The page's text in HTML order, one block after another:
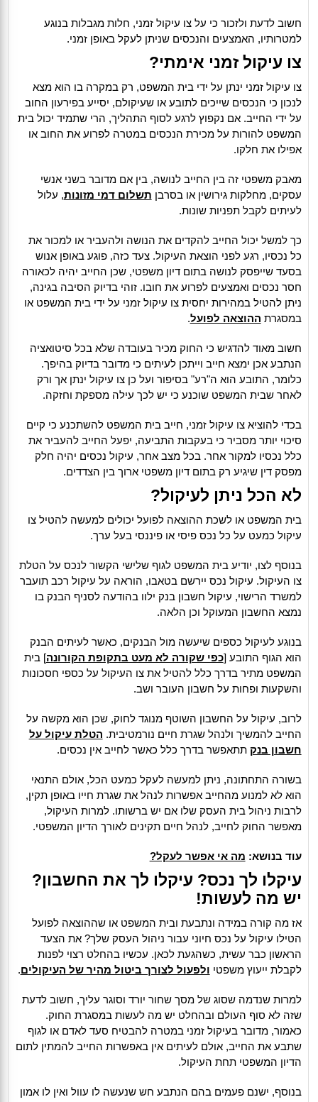
חשוב לדעת ולזכור כי על צו עיקול זמני, חלות מגבלות בנוגע
למטרותיו, האמצעים והנכסים שניתן לעקל באופן זמני.
צו עיקול זמני אימתי?
צו עיקול זמני ינתן על ידי בית המשפט, רק במקרה בו הוא מצא
לנכון כי הנכסים שייכים לתובע או שעיקולם, יסייע בפירעון החוב
על ידי החייב. אם נקפוץ לרגע לסוף התהליך, הרי שתמיד יכול בית
המשפט להורות על מכירת הנכסים במטרה לפרוע את החוב או
אפילו את חלקו.
מאבק משפטי זה בין החייב לנושה, בין אם מדובר בשני אנשי
עסקים, מחלקות גירושין או בסרבן תשלום דמי מזונות, עלול
לעיתים לקבל תפניות שונות.
כך למשל יכול החייב להקדים את הנושה ולהעביר או למכור את
כל נכסיו, רגע לפני הוצאת העיקול. צעד כזה, פוגע באופן אנוש
בסעד שייפסק לנושה בתום דיון משפטי, שכן החייב יהיה לכאורה
חסר נכסים ואמצעים לפרוע את חובו. זוהי בדיוק הסיבה בגינה,
ניתן להטיל במהירות יחסית צו עיקול זמני על ידי בית המשפט או
במסגרת ההוצאה לפועל.
חשוב מאוד להדגיש כי החוק מכיר בעובדה שלא בכל סיטואציה
הנתבע אכן ימצא חייב וייתכן לעיתים כי מדובר בדיוק בהיפך.
כלומר, התובע הוא ה"רע" בסיפור ועל כן צו עיקול ינתן אך ורק
לאחר שבית המשפט שוכנע כי יש לכך עילה מספקת וחזקה.
בכדי להוציא צו עיקול זמני, חייב בית המשפט להשתכנע כי קיים
סיכוי יותר מסביר כי בעקבות התביעה, יפעל החייב להעביר את
כלל נכסיו למקור אחר. בכל מצב אחר, עיקול נכסים יהיה חלק
מפסק דין שיגיע רק בתום דיון משפטי ארוך בין הצדדים.
לא הכל ניתן לעיקול?
בית המשפט או לשכת ההוצאה לפועל יכולים למעשה להטיל צו
עיקול כמעט על כל נכס פיסי או פיננסי בעל ערך.
בנוסף לצו, יודיע בית המשפט לגוף שלישי הקשור לנכס על הטלת
צו העיקול. עיקול נכס יירשם בטאבו, הוראה על עיקול רכב תועבר
למשרד הרישוי, עיקול חשבון בנק ילוו בהודעה לסניף הבנק בו
נמצא החשבון המעוקל וכן הלאה.
בנוגע לעיקול כספים שיעשה מול הבנקים, כאשר לעיתים הבנק
הוא הגוף התובע [כפי שקורה לא מעט בתקופת הקורונה] בית
המשפט מתיר בדרך כלל להטיל את צו העיקול על כספי חסכונות
והשקעות ופחות על חשבון העובר ושב.
לרוב, עיקול על החשבון השוטף מנוגד לחוק, שכן הוא מקשה על
החייב להמשיך ולנהל שגרת חיים נורמטיבית. הטלת עיקול על
חשבון בנק תתאפשר בדרך כלל כאשר לחייב אין נכסים.
בשורה התחתונה, ניתן למעשה לעקל כמעט הכל, אולם התנאי
הוא לא למנוע מהחייב אפשרות לנהל את שגרת חייו באופן תקין,
לרבות ניהול בית העסק שלו אם יש ברשותו. למרות העיקול,
מאפשר החוק לחייב, לנהל חיים תקינים לאורך הדיון המשפטי.
עוד בנושא: מה אי אפשר לעקל?
עיקלו לך נכס? עיקלו לך את החשבון?
יש מה לעשות!
אז מה קורה במידה ונתבעת ובית המשפט או שההוצאה לפועל
הטילו עיקול על נכס חיוני עבור ניהול העסק שלך? את הצעד
הראשון כבר עשית, כשהגעת לכאן. עכשיו בהחלט רצוי לפנות
לקבלת ייעוץ משפטי ולפעול לצורך ביטול מהיר של העיקולים.
למרות שנדמה שסוג של מסך שחור יורד וסוגר עליך, חשוב לדעת
שזה לא סוף העולם ובהחלט יש מה לעשות במסגרת החוק.
כאמור, מדובר בעיקול זמני במטרה להבטיח סעד לאדם או לגוף
שתבע את החייב, אולם לעיתים אין באפשרות החייב להמתין לתום
הדיון המשפטי תחת העיקול.
בנוסף, ישנם פעמים בהם הנתבע חש שנעשה לו עוול ואין לו אמון